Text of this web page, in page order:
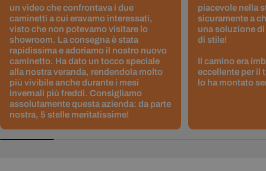
un video che confrontava i due
caminetti a cui eravamo interessati,
visto che non potevamo visitare lo
showroom. La consegna è stata
rapidissima e adoriamo il nostro nuovo
caminetto. Ha dato un tocco speciale
alla nostra veranda, rendendola molto
più vivibile anche durante i mesi
invernali più freddi. Consigliamo
assolutamente questa azienda: da parte
nostra, 5 stelle meritatissime!
piacevole nella
sicuramente a
una soluzione
di stile!
Il camino era
eccellente per il
lo ha montato